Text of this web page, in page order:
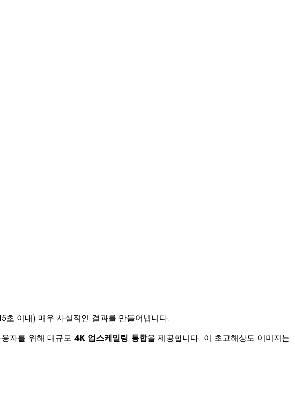
초 이내) 매우 사실적인 결과를 만들어냅니다.
자를 위해 대규모 4K 업스케일링 통합을 제공합니다. 이 초고해상도 이미지는